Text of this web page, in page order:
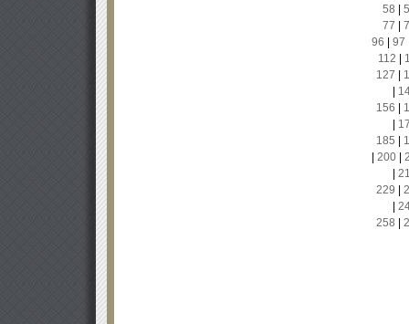
58
77
96
97
112
127
156
185
200|
229
258